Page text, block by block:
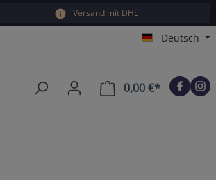
Versand mit DHL
Deutsch
0,00 €*Warenkorb